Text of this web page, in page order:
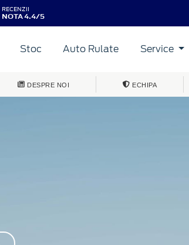
RECENZII
NOTA 4.4/5
Stoc Auto Rulate Service
DESPRE NOI ECHIPA